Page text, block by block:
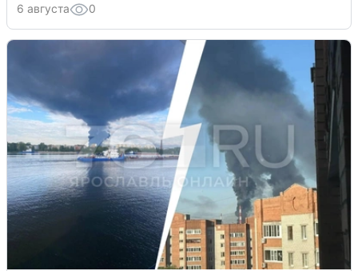
6 августа 0